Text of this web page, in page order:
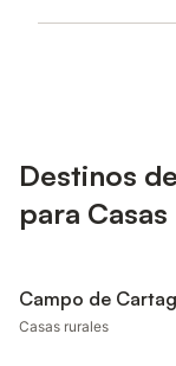
Destinos
para
Campo de
Casas rurales